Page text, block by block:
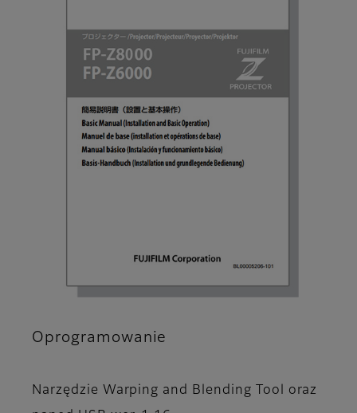
Oprogramowanie
Narzędzie Warping and Blending Tool oraz